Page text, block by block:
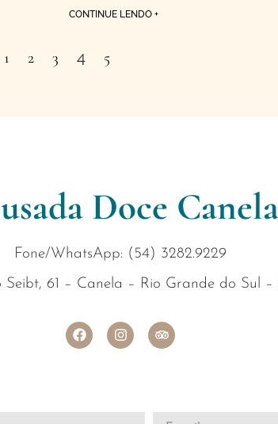
CONTINUE LENDO +
1 2 3 4 5
Doce Canela
Fone/WhatsApp: (54) 3282.9229
Seibt, 61 – Canela – Rio Grande do Sul –